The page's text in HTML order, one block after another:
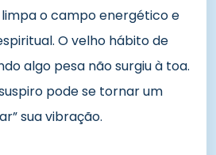
o campo energético e
O velho hábito de
algo pesa não surgiu à toa.
pode se tornar um
sua vibração.